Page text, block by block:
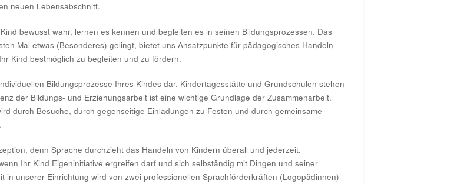
neuen Lebensabschnitt.
bewusst wahr, lernen es kennen und begleiten es in seinen Bildungsprozessen. Das
Mal etwas (Besonderes) gelingt, bietet uns Ansatzpunkte für pädagogisches Handeln
Kind bestmöglich zu begleiten und zu fördern.
Bildungsprozesse Ihres Kindes dar. Kindertagesstätte und Grundschulen stehen
der Bildungs- und Erziehungsarbeit ist eine wichtige Grundlage der Zusammenarbeit.
durch Besuche, durch gegenseitige Einladungen zu Festen und durch gemeinsame
denn Sprache durchzieht das Handeln von Kindern überall und jederzeit.
Ihr Kind Eigeninitiative ergreifen darf und sich selbständig mit Dingen und seiner
in unserer Einrichtung wird von zwei professionellen Sprachförderkräften (Logopädinnen)